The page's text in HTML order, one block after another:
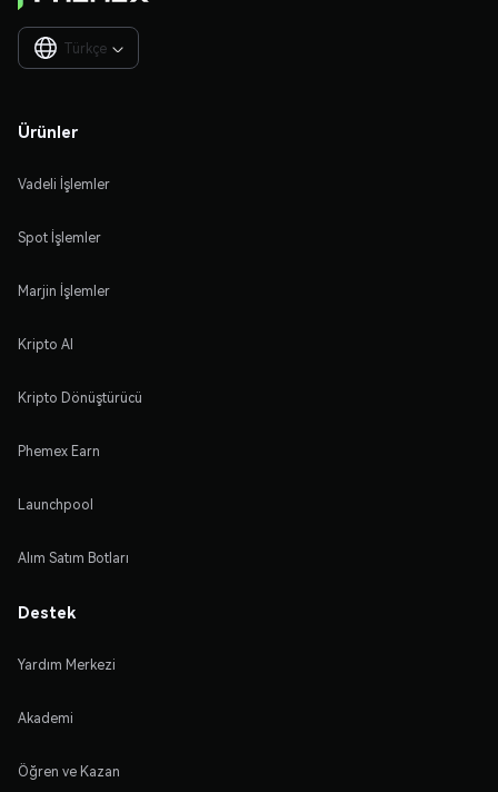
Türkçe 
Ürünler
Vadeli İşlemler
Spot İşlemler
Marjin İşlemler
Kripto Al
Kripto Dönüştürücü
Phemex Earn
Launchpool
Alım Satım Botları
Destek
Yardım Merkezi
Akademi
Öğren ve Kazan